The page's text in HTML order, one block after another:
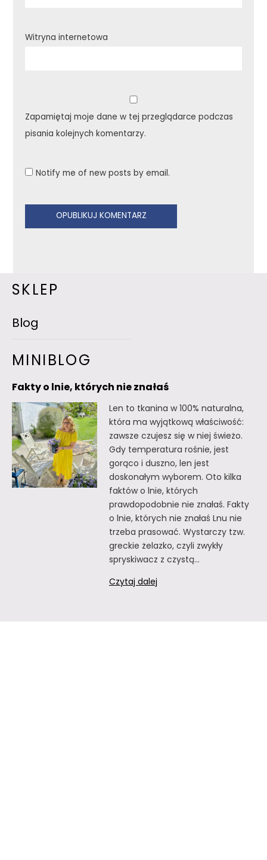
Witryna internetowa
Zapamiętaj moje dane w tej przeglądarce podczas
pisania kolejnych komentarzy.
Notify me of new posts by email.
SKLEP
Blog
MINIBLOG
Fakty o lnie, których nie znałaś
Len to tkanina w 100% naturalna,
która ma wyjątkową właściwość:
zawsze czujesz się w niej świeżo.
Gdy temperatura rośnie, jest
gorąco i duszno, len jest
doskonałym wyborem. Oto kilka
faktów o lnie, których
prawdopodobnie nie znałaś. Fakty
o lnie, których nie znałaś Lnu nie
trzeba prasować. Wystarczy tzw.
greckie żelazko, czyli zwykły
spryskiwacz z czystą…
Czytaj dalejFakty